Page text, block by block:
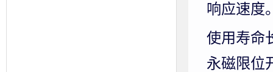
响应速度
使用寿命
永磁限位